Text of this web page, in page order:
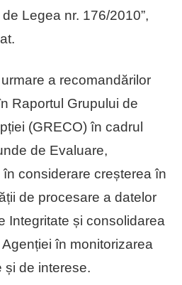
Legea nr. 176/2010”,
a recomandărilor
Raportul Grupului de
(GRECO) în cadrul
de Evaluare,
considerare creșterea în
de procesare a datelor
Integritate și consolidarea
în monitorizarea
și de interese.